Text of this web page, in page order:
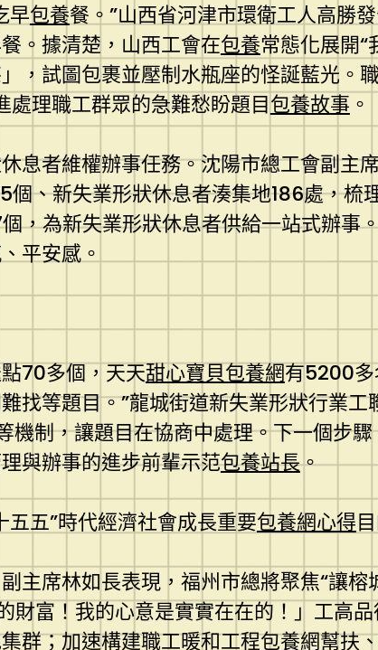
早包養餐。”山西省河津市環衛工人高勝
。據清楚，山西工會在包養常態化展開“
，試圖包裹並壓制水瓶座的怪誕藍光。
處理職工群眾的急難愁盼題目包養故事 。
息者維權辦事任務。沈陽市總工會副主
、新失業形狀休息者湊集地186處，梳
，為新失業形狀休息者供給一站式辦
平安感。
70多個，天天甜心寶貝包養網有5200多
找等題目。”龍城街道新失業形狀行業
機制，讓題目在協商中處理。下一個步
與辦事的進步前輩示范包養站長。
五”時代經濟社會成長重要包養網心得
主席林如長表現，福州市總將聚焦“讓榕
富！我的心意是實實在在的！」工高
群；加速構建職工暖和工程包養網幫扶